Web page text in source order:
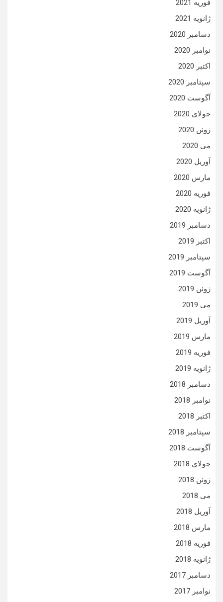
فوریه 2021
ژانویه 2021
دسامبر 2020
نوامبر 2020
اکتبر 2020
سپتامبر 2020
آگوست 2020
جولای 2020
ژوئن 2020
می 2020
آوریل 2020
مارس 2020
فوریه 2020
ژانویه 2020
دسامبر 2019
اکتبر 2019
سپتامبر 2019
آگوست 2019
ژوئن 2019
می 2019
آوریل 2019
مارس 2019
فوریه 2019
ژانویه 2019
دسامبر 2018
نوامبر 2018
اکتبر 2018
سپتامبر 2018
آگوست 2018
جولای 2018
ژوئن 2018
می 2018
آوریل 2018
مارس 2018
فوریه 2018
ژانویه 2018
دسامبر 2017
نوامبر 2017